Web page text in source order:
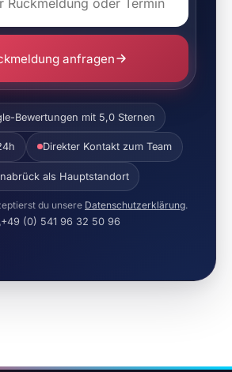
anfragen
Bewertungen mit 5,0 Sternen
Direkter Kontakt zum Team
als Hauptstandort
du unsere Datenschutzerklärung.
+49 (0) 541 96 32 50 96